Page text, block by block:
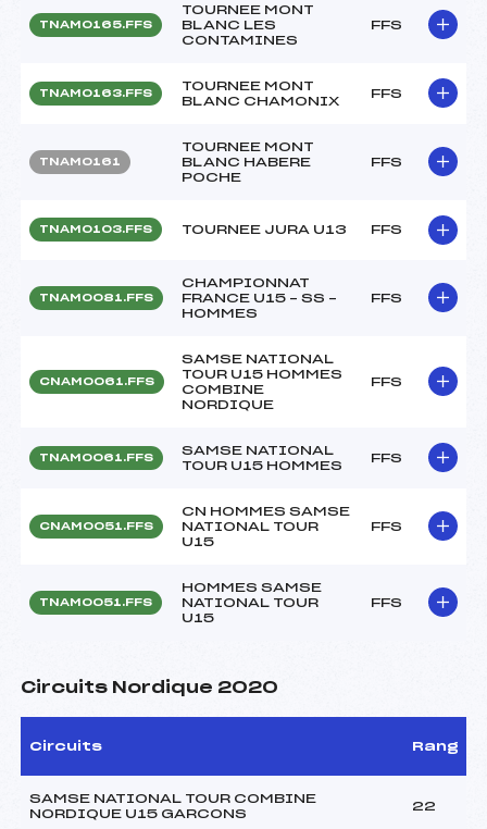
TNAM0165.FFS
TOURNEE MONT
BLANC LES
CONTAMINES
FFS
TNAM0163.FFS
TOURNEE MONT
BLANC CHAMONIX
FFS
TNAM0161
TOURNEE MONT
BLANC HABERE
POCHE
FFS
TNAM0103.FFS TOURNEE JURA U13 FFS
TNAM0081.FFS
CHAMPIONNAT
FRANCE U15 – SS –
HOMMES
FFS
CNAM0061.FFS
SAMSE NATIONAL
TOUR U15 HOMMES
COMBINE
NORDIQUE
FFS
TNAM0061.FFS
SAMSE NATIONAL
TOUR U15 HOMMES
FFS
CNAM0051.FFS
CN HOMMES SAMSE
NATIONAL TOUR
U15
FFS
TNAM0051.FFS
HOMMES SAMSE
NATIONAL TOUR
U15
FFS
Circuits Nordique 2020
Circuits Rang
SAMSE NATIONAL TOUR COMBINE
NORDIQUE U15 GARCONS
22